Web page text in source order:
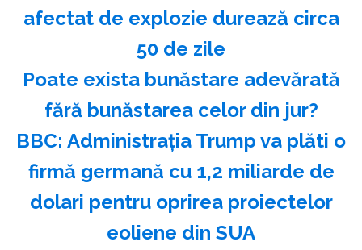
afectat de explozie durează circa
50 de zile
Poate exista bunăstare adevărată
fără bunăstarea celor din jur?
BBC: Administraţia Trump va plăti o
firmă germană cu 1,2 miliarde de
dolari pentru oprirea proiectelor
eoliene din SUA